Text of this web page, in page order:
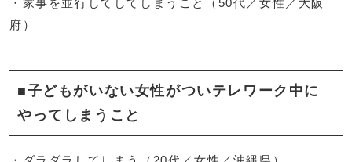
府）
■子どもがいない女性がついテレワーク中に
やってしまうこと